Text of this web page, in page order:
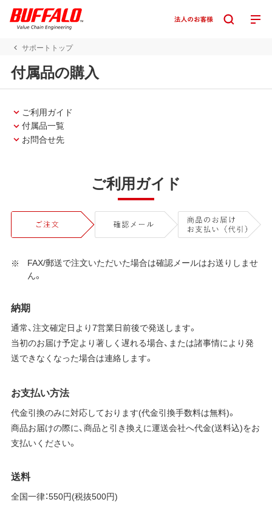
サポートトップ
付属品の購入
ご利用ガイド
付属品一覧
お問合せ先
ご利用ガイド
FAX/郵送で注文いただいた場合は確認メールはお送りしませ
ん。
納期
通常、注文確定日より7営業日前後で発送します。
当初のお届け予定より著しく遅れる場合、または諸事情により発
送できなくなった場合は連絡します。
お支払い方法
代金引換のみに対応しております(代金引換手数料は無料)。
商品お届けの際に、商品と引き換えに運送会社へ代金(送料込)をお
支払いください。
送料
全国一律：550円(税抜500円)